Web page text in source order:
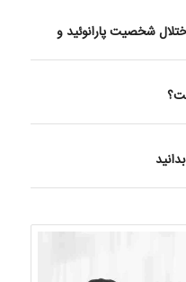
شخصیت پارانوئید و